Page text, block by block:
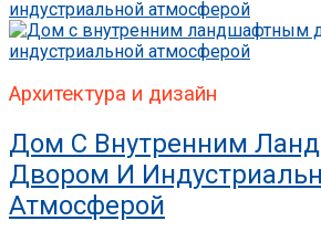
Архитектура и дизайн
Дом С Внутренним
Двором И
Атмосферой